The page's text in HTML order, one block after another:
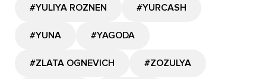
#YULIYA ROZNEN #YURCASH
#YUNA #YAGODA
#ZLATA OGNEVICH #ZOZULYA